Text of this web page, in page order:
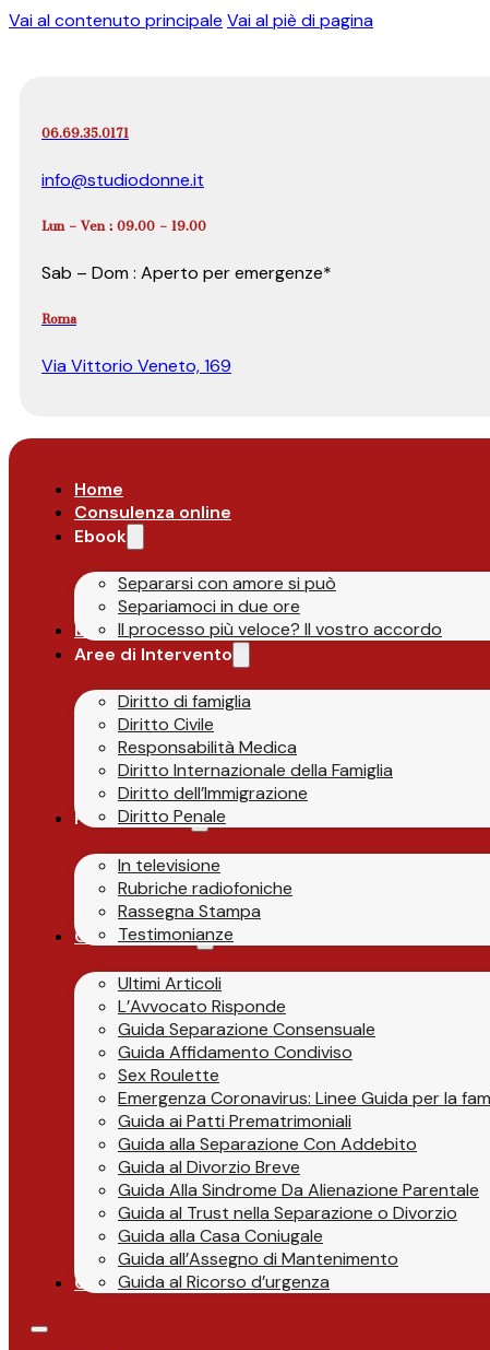
Vai al contenuto principale Vai al piè di pagina
06.69.35.0171
info@studiodonne.it
Lun – Ven : 09.00 – 19.00
Sab – Dom : Aperto per emergenze*
Roma
Via Vittorio Veneto, 169
Home
Consulenza online
Ebook
Separarsi con amore si può
Separiamoci in due ore
Il processo più veloce? Il vostro accordo
Lo Studio
Aree di Intervento
Diritto di famiglia
Diritto Civile
Responsabilità Medica
Diritto Internazionale della Famiglia
Diritto dell’Immigrazione
Diritto Penale
Parlano di Noi
In televisione
Rubriche radiofoniche
Rassegna Stampa
Testimonianze
Guide & News
Ultimi Articoli
L’Avvocato Risponde
Guida Separazione Consensuale
Guida Affidamento Condiviso
Sex Roulette
Emergenza Coronavirus: Linee Guida per la
Guida ai Patti Prematrimoniali
Guida alla Separazione Con Addebito
Guida al Divorzio Breve
Guida Alla Sindrome Da Alienazione Parentale
Guida al Trust nella Separazione o Divorzio
Guida alla Casa Coniugale
Guida all’Assegno di Mantenimento
Guida al Ricorso d’urgenza
Contatti